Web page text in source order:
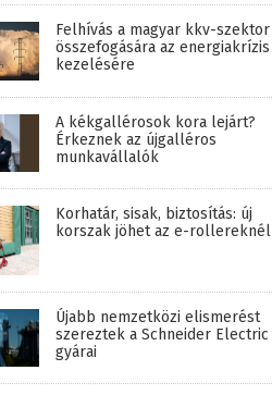
Felhívás a magyar kkv-szektor
összefogására az energiakrízis
kezelésére
A kékgallérosok kora lejárt?
Érkeznek az újgalléros
munkavállalók
Korhatár, sisak, biztosítás: új
korszak jöhet az e-rollereknél
Újabb nemzetközi elismerést
szereztek a Schneider Electric
gyárai